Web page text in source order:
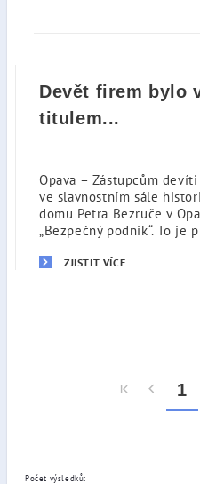
Devět firem bylo
titulem...
Opava – Zástupcům
ve slavnostním sále
domu Petra Bezruče v
„Bezpečný podnik“. To je
ZJISTIT VÍCE
1
Počet výsledků: